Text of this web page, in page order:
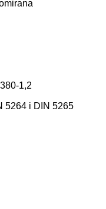
1,2
5264 i DIN 5265